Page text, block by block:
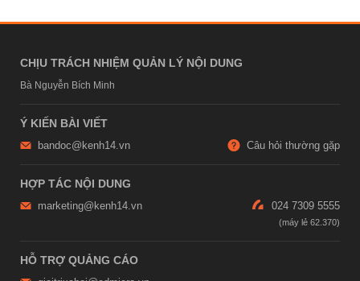
CHỊU TRÁCH NHIỆM QUẢN LÝ NỘI DUNG
Bà Nguyễn Bích Minh
Ý KIẾN BÀI VIẾT
bandoc@kenh14.vn Câu hỏi thường gặp
HỢP TÁC NỘI DUNG
marketing@kenh14.vn 024 7309 5555
HỖ TRỢ QUẢNG CÁO